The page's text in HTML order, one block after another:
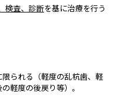
検査、診断を基に治療を行う
られる（軽度の乱杭歯、軽
軽度の後戻り等）。